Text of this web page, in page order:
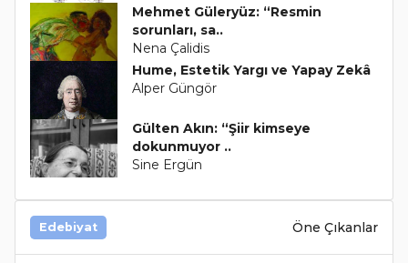
Mehmet Güleryüz: “Resmin
sorunları, sa..
Nena Çalidis
Hume, Estetik Yargı ve Yapay Zekâ
Alper Güngör
Gülten Akın: “Şiir kimseye
dokunmuyor ..
Sine Ergün
Edebiyat Öne Çıkanlar